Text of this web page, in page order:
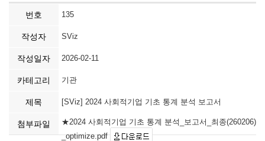
번호 135
작성자 SViz
작성일자 2026-02-11
카테고리 기관
제목 [SViz] 2024 사회적기업 기초 통계 분석 보고서
첨부파일
★2024 사회적기업 기초 통계 분석_보고서_최종(260206)
_optimize.pdf